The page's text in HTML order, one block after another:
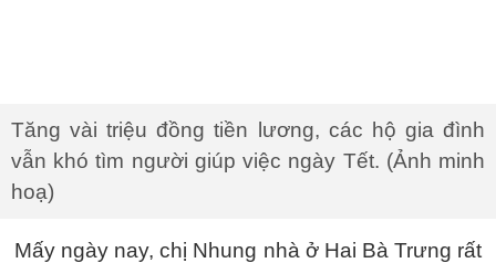
Tăng vài triệu đồng tiền lương, các hộ gia đình
vẫn khó tìm người giúp việc ngày Tết. (Ảnh minh
hoạ)
Mấy ngày nay, chị Nhung nhà ở Hai Bà Trưng rất